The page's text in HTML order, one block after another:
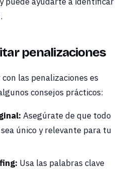
penalizaciones
las penalizaciones es
consejos prácticos:
Asegúrate de que todo
único y relevante para tu
Usa las palabras clave